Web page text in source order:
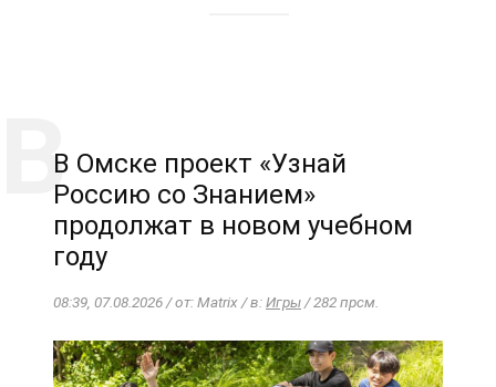
В Омске проект «Узнай
Россию со Знанием»
продолжат в новом учебном
году
08:39, 07.08.2026 / от: Matrix / в:Игры/ 282 прсм.